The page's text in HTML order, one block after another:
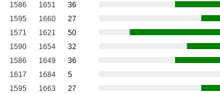
1586 1651
36
1595 1660
27
1571 1621
50
1590 1654
32
1586 1649
36
1617 1684
5
1595 1663
27